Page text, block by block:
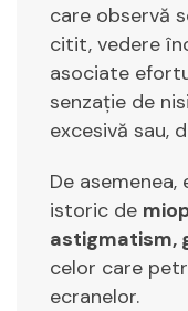
care observă
citit, vedere
asociate
senzație de
excesivă sau,
De
istoric de
astigmatism,
celor care
ecranelor.